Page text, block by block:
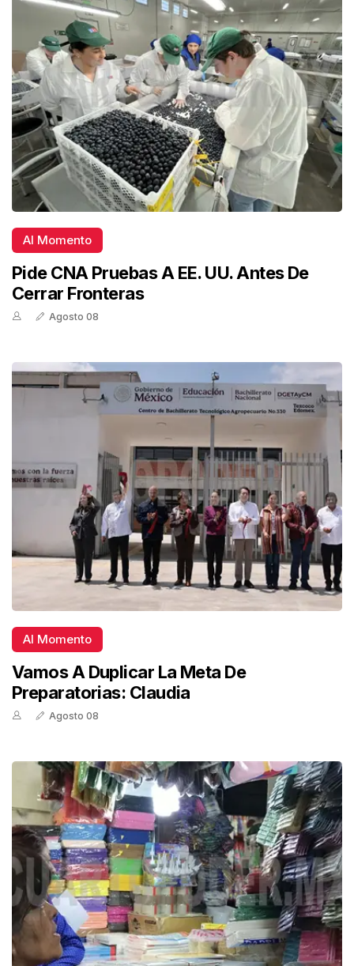
Al Momento
Pide CNA Pruebas A EE. UU. Antes De
Cerrar Fronteras
Agosto 08
Al Momento
Vamos A Duplicar La Meta De
Preparatorias: Claudia
Agosto 08